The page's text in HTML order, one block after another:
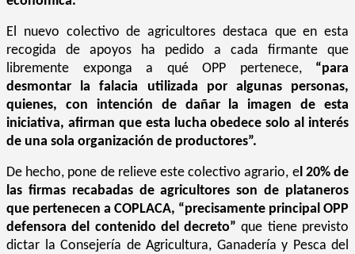
El nuevo colectivo de agricultores destaca que en esta
recogida de apoyos ha pedido a cada firmante que
libremente exponga a qué OPP pertenece, “para
desmontar la falacia utilizada por algunas personas,
quienes, con intención de dañar la imagen de esta
iniciativa, afirman que esta lucha obedece solo al interés
de una sola organización de productores”.
De hecho, pone de relieve este colectivo agrario, el 20% de
las firmas recabadas de agricultores son de plataneros
que pertenecen a COPLACA, “precisamente principal OPP
defensora del contenido del decreto” que tiene previsto
dictar la Consejería de Agricultura, Ganadería y Pesca del